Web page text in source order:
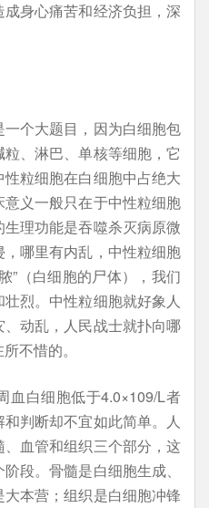
身心痛苦和经济负担，深
个大题目，因为白细胞包
、淋巴、单核等细胞，它
粒细胞在白细胞中占绝大
义一般只在于中性粒细胞
理功能是吞噬杀灭病原微
哪里有内乱，中性粒细胞
”（白细胞的尸体），我们
烈。中性粒细胞就好象人
动乱，人民战士就扑向哪
不惜的。
血白细胞低于4.0×109/L者
判断却不宜如此简单。人
血管和组织三个部分，这
段。骨髓是白细胞生成、
本营；组织是白细胞冲锋